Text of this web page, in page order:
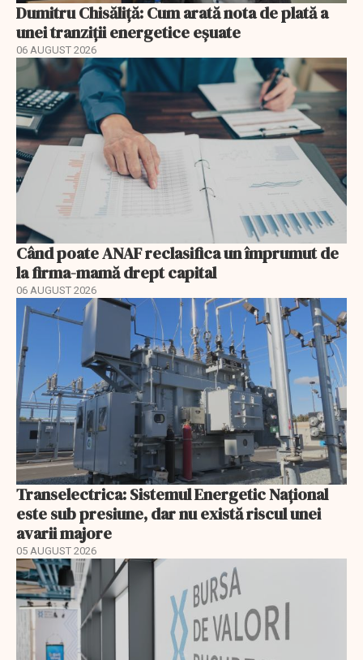
Dumitru Chisăliță: Cum arată nota de plată a
unei tranziții energetice eșuate
06 AUGUST 2026
Când poate ANAF reclasifica un împrumut de
la firma-mamă drept capital
06 AUGUST 2026
Transelectrica: Sistemul Energetic Național
este sub presiune, dar nu există riscul unei
avarii majore
05 AUGUST 2026